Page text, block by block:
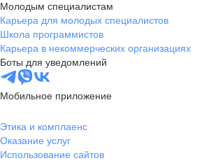
Молодым специалистам
Карьера для молодых специалистов
Школа программистов
Карьера в некоммерческих организациях
Боты для уведомлений
Мобильное приложение
Этика и комплаенс
Оказание услуг
Использование сайтов